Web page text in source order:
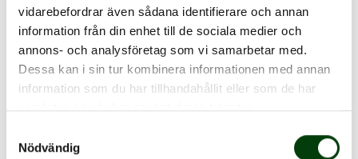
vidarebefordrar även sådana identifierare och annan
information från din enhet till de sociala medier och
annons- och analysföretag som vi samarbetar med.
Dessa kan i sin tur kombinera informationen med annan
information som du har tillhandahållit eller som de har
samlat in när du har använt deras tjänster.
Nödvändig